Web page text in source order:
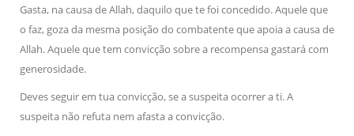
Gasta, na causa de Allah, daquilo que te foi concedido. Aquele que
o faz, goza da mesma posição do combatente que apoia a causa de
Allah. Aquele que tem convicção sobre a recompensa gastará com
generosidade.
Deves seguir em tua convicção, se a suspeita ocorrer a ti. A
suspeita não refuta nem afasta a convicção.